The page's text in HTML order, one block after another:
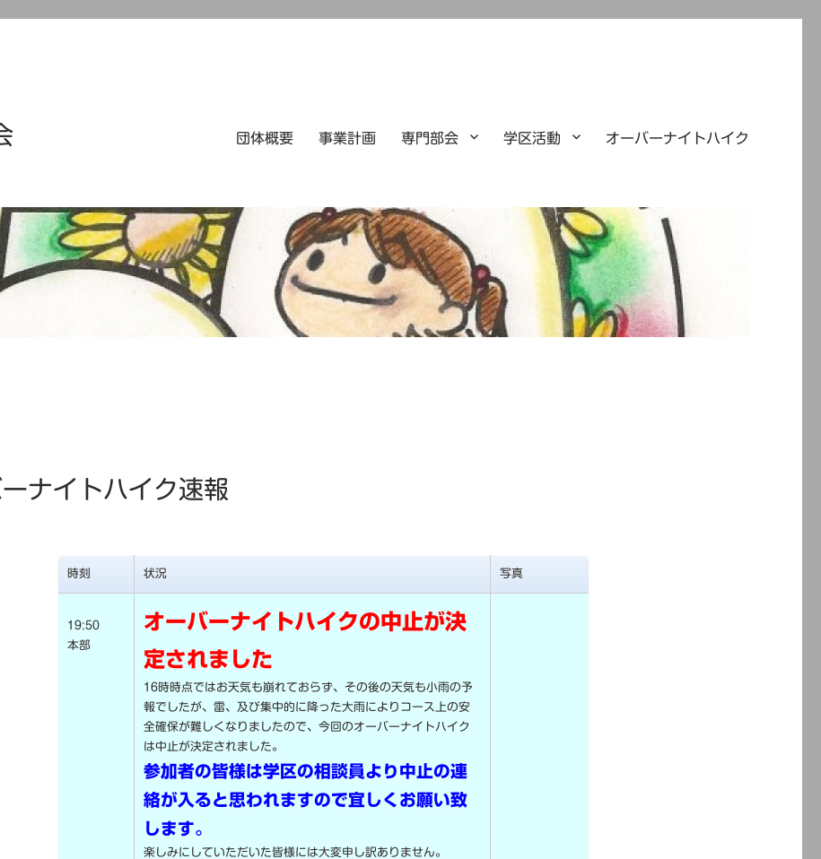
団体概要 事業計画 専門部会 学区活動 オーバーナイトハイク
ナイトハイク速報
時刻 状況 写真
19:50
本部
オーバーナイトハイクの中止が決
定されました
16時時点ではお天気も崩れておらず、その後の天気も小雨の予
報でしたが、雷、及び集中的に降った大雨によりコース上の安
全確保が難しくなりましたので、今回のオーバーナイトハイク
は中止が決定されました。
参加者の皆様は学区の相談員より中止の連
絡が入ると思われますので宜しくお願い致
します。
楽しみにしていただいた皆様には大変申し訳ありません。